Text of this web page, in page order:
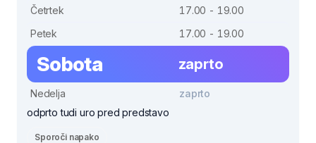
Četrtek
17.00 - 19.00
Petek
17.00 - 19.00
Sobota zaprto
Nedelja
zaprto
odprto tudi uro pred predstavo
Sporoči napako